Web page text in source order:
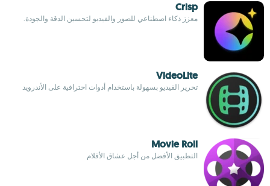
Crisp
معزز ذكاء اصطناعي للصور والفيديو لتحسين الدقة والجودة.
VideoLite
تحرير الفيديو بسهولة باستخدام أدوات احترافية على الأندرويد
Movie Roll
التطبيق الأفضل من أجل عشاق الأفلام